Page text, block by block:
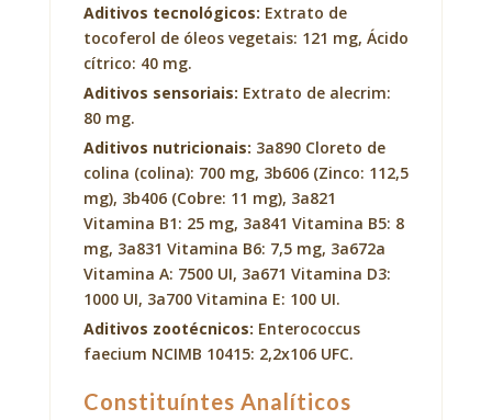
Aditivos tecnológicos: Extrato de
tocoferol de óleos vegetais: 121 mg, Ácido
cítrico: 40 mg.
Aditivos sensoriais: Extrato de alecrim:
80 mg.
Aditivos nutricionais: 3a890 Cloreto de
colina (colina): 700 mg, 3b606 (Zinco: 112,5
mg), 3b406 (Cobre: 11 mg), 3a821
Vitamina B1: 25 mg, 3a841 Vitamina B5: 8
mg, 3a831 Vitamina B6: 7,5 mg, 3a672a
Vitamina A: 7500 UI, 3a671 Vitamina D3:
1000 UI, 3a700 Vitamina E: 100 UI.
Aditivos zootécnicos: Enterococcus
faecium NCIMB 10415: 2,2x106 UFC.
Constituíntes Analíticos